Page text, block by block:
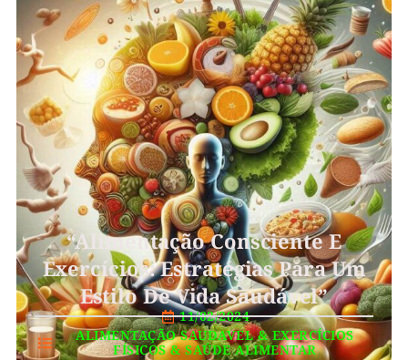
“Alimentação Consciente E
Exercícios: Estratégias Para Um
Estilo De Vida Saudável”
11/02/2024
ALIMENTAÇÃO SAUDAVEL&EXERCÍCIOS
FÍSICOS&SAÚDE ALIMENTAR